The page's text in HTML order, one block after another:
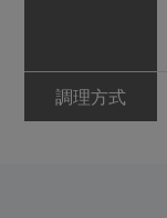
調理方式